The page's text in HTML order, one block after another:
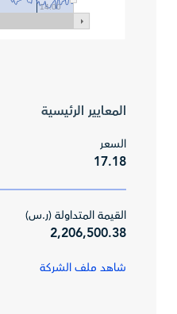
14:00
المعايير الرئيسية
السعر
17.18
القيمة المتداولة (ر.س)
2,206,500.38
شاهد ملف الشركة